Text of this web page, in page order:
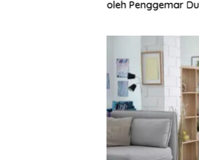
oleh Penggemar